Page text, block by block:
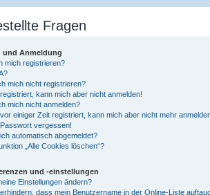
Fragen
und Anmeldung
mich registrieren?
mich nicht registrieren?
kann mich aber nicht anmelden!
mich nicht anmelden?
einiger Zeit registriert, kann mich aber nicht mehr
vergessen!
automatisch abgemeldet?
„Alle Cookies löschen“?
und -einstellungen
Einstellungen ändern?
dass mein Benutzername in der Online-Liste